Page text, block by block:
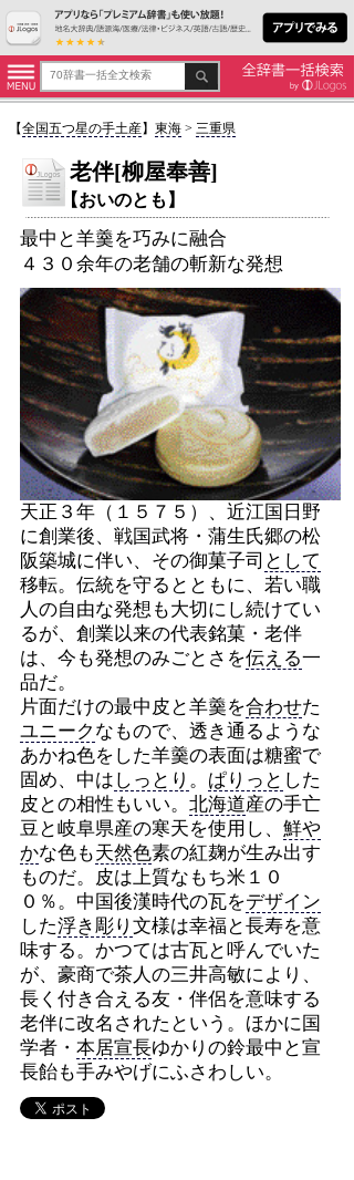
【全国五つ星の手土産】 東海> 三重県
老伴[柳屋奉善]
【おいのとも】
最中と羊羹を巧みに融合
４３０余年の老舗の斬新な発想
天正３年（１５７５）、近江国日野
に創業後、戦国武将・蒲生氏郷の松
阪築城に伴い、その御菓子司 として
移転。伝統を守るとともに、若い職
人の自由な発想も大切にし続けてい
るが、創業以来の代表銘菓・老伴
は、今も発想のみごとさを伝える一
品だ。
片面だけの最中皮と羊羹を合わせた
ユニーク なもので、透き通るような
あかね色をした羊羹の表面は糖蜜で
固め、中は しっとり 。 ぱりっと した
皮との相性もいい。 北海道産の手亡
豆と岐阜県産の寒天を使用し、 鮮や
かな色も天然色素の紅麹が生み出す
ものだ。皮は上質なもち米１０
０％。中国後漢時代の瓦をデザイン
した浮き彫り 文様は幸福と長寿を意
味する。かつては古瓦と呼んでいた
が、豪商で茶人の三井高敏により、
長く付き合える友・伴侶を意味する
老伴に改名されたという。ほかに国
学者・ 本居宣長ゆかりの鈴最中と宣
長飴も手みやげにふさわしい。